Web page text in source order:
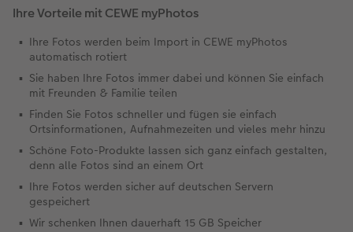
Ihre Vorteile mit CEWE myPhotos
Ihre Fotos werden beim Import in CEWE myPhotos
automatisch rotiert
Sie haben Ihre Fotos immer dabei und können Sie einfach
mit Freunden & Familie teilen
Finden Sie Fotos schneller und fügen sie einfach
Ortsinformationen, Aufnahmezeiten und vieles mehr hinzu
Schöne Foto-Produkte lassen sich ganz einfach gestalten,
denn alle Fotos sind an einem Ort
Ihre Fotos werden sicher auf deutschen Servern
gespeichert
Wir schenken Ihnen dauerhaft 15 GB Speicher